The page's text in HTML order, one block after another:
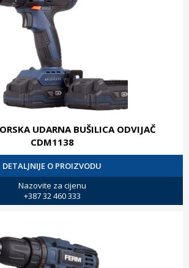
UDARNA BUŠILICA ODVIJAČ
CDM1138
DETALJNIJE O PROIZVODU
Nazovite za cijenu
+387 32 460 333